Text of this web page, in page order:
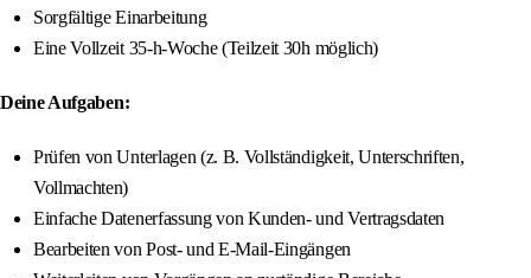
Sorgfältige Einarbeitung
Eine Vollzeit 35-h-Woche (Teilzeit 30h möglich)
Deine Aufgaben:
Prüfen von Unterlagen (z. B. Vollständigkeit, Unterschriften,
Vollmachten)
Einfache Datenerfassung von Kunden- und Vertragsdaten
Bearbeiten von Post- und E-Mail-Eingängen